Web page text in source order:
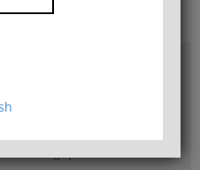
de philosophie